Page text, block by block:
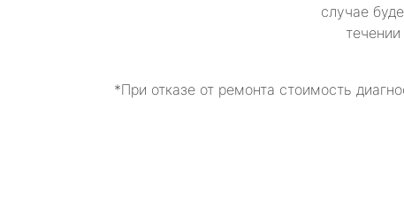
случае
*При отказе от ремонта стоимость